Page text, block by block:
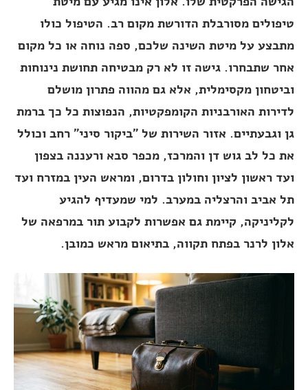
טיפולים מסורבלת הדורשת מקום רב. הטיפול כולו
מתבצע על מיטת השינה שלכם, ספה נוחה או כל מקום
אחר שתבחרו. גישה זו לא רק מבטיחה תחושת נינוחות
וביטחון מקסימלית, אלא גם מהווה פתרון מושלם
לדירות האורבניות הקומפקטיות, הנפוצות כל כך ברמת
גן וגבעתיים. אזור השירות של "ביקור סיני" רחב וכולל
את כל לב גוש דן והמרכז, מכפר סבא ורעננה בצפון
ועד ראשון לציון וחולון בדרום, ומראש העין במזרח ועד
תל אביב והרצליה במערב. למי שמעדיף להגיע
לקליניקה, קיימת גם אפשרות לקבוע תור במרפאה של
אלון לרנר בפתח תקווה, בתיאום מראש כמובן.